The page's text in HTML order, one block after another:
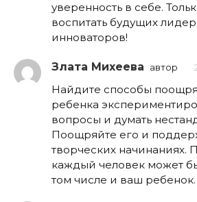
уверенность в себе.
воспитать будущих
инноваторов!
Злата Михеева автор
Найдите способы
ребенка
вопросы и думать
Поощряйте его и
творческих начинаниях.
каждый человек может
том числе и ваш ребенок.